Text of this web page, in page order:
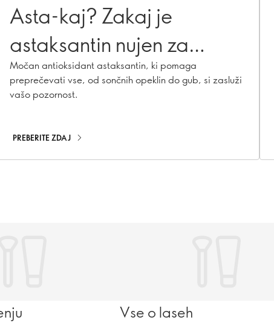
Asta-kaj? Zakaj je
astaksantin nujen za
zdravo kožo
Močan antioksidant astaksantin, ki pomaga
preprečevati vse, od sončnih opeklin do gub, si zasluži
vašo pozornost.
PREBERITE ZDAJ
Vse o laseh